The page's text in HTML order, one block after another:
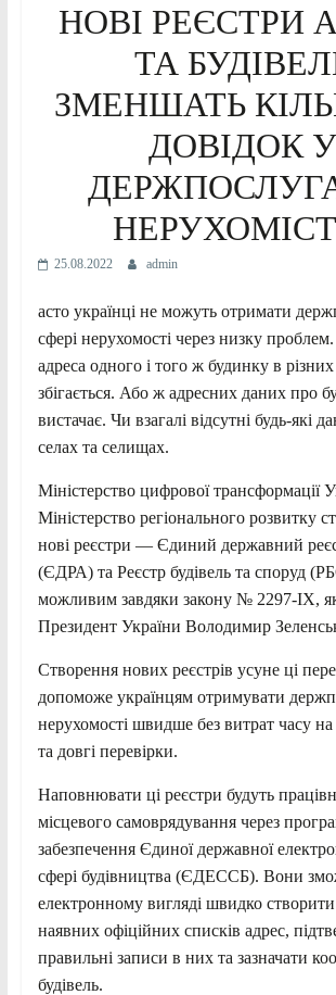
НОВІ РЕЄСТРИ
ТА
ЗМЕНШАТЬ
ДОВІДОК У
25.08.2022 admin
асто українці не можуть отримати
сфері нерухомості через низку
адреса одного і того ж будинку в
збігається. Або ж адресних даних про
вистачає. Чи взагалі відсутні будь-які
селах та селищах.
Міністерство цифрової трансформації
Міністерство регіонального розвитку
нові реєстри — Єдиний державний
(ЄДРА) та Реєстр будівель та споруд
можливим завдяки закону № 2297-IX,
Президент України Володимир
Створення нових реєстрів усуне ці
допоможе українцям отримувати
нерухомості швидше без витрат часу на
та довгі перевірки.
Наповнювати ці реєстри будуть
місцевого самоврядування через
забезпечення Єдиної державної
сфері будівництва (ЄДЕССБ). Вони
електронному вигляді швидко створити
наявних офіційних списків адрес,
правильні записи в них та зазначати
будівель.